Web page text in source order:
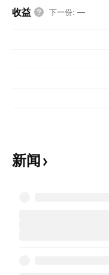
收益 下一份: —
新闻